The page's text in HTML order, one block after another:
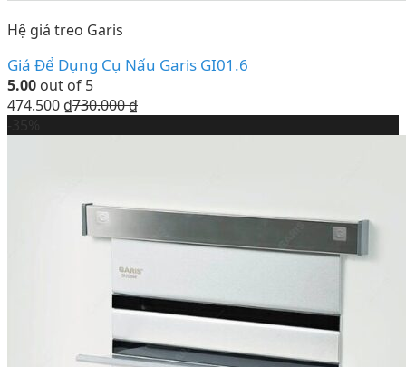
Hệ giá treo Garis
Giá Để Dụng Cụ Nấu Garis GI01.6
5.00 out of 5
474.500 ₫730.000₫